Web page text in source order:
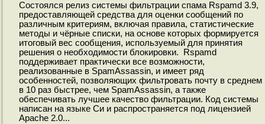
Состоялся релиз системы фильтрации спама Rspamd 3.9,
предоставляющей средства для оценки сообщений по
различным критериям, включая правила, статистические
методы и чёрные списки, на основе которых формируется
итоговый вес сообщения, используемый для принятия
решения о необходимости блокировки. Rspamd
поддерживает практически все возможности,
реализованные в SpamAssassin, и имеет ряд
особенностей, позволяющих фильтровать почту в среднем
в 10 раз быстрее, чем SpamAssassin, а также
обеспечивать лучшее качество фильтрации. Код системы
написан на языке Си и распространяется под лицензией
Apache 2.0...